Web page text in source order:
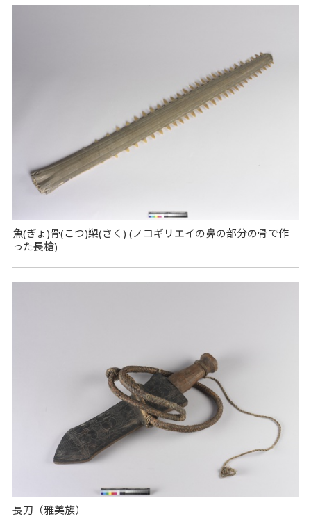
魚(ぎょ)骨(こつ)槊(さく) (ノコギリエイの鼻の部分の骨で作
った長槍)
長刀（雅美族）